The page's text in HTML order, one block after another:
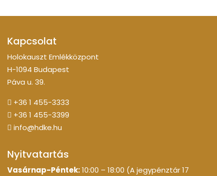
Kapcsolat
Holokauszt Emlékközpont
H-1094 Budapest
Páva u. 39.
+36 1 455-3333
+36 1 455-3399
info@hdke.hu
Nyitvatartás
Vasárnap-Péntek:10:00 – 18:00 (A jegypénztár 17